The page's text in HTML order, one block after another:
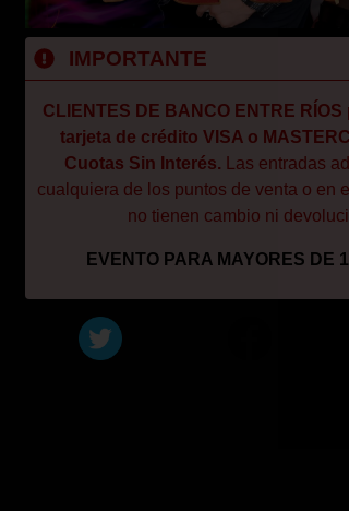
IMPORTANTE
CLIENTES DE BANCO ENTRE
tarjeta de crédito VISA o
Cuotas Sin Interés.
Las entradas
cualquiera de los puntos de venta o en
no tienen cambio ni
EVENTO PARA MAYORES DE